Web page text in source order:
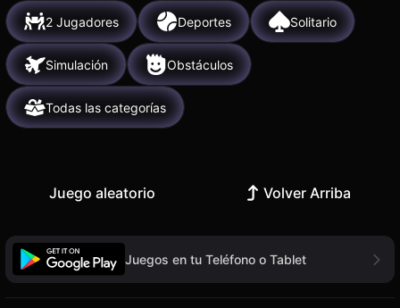
2 Jugadores Deportes Solitario
Simulación Obstáculos
Todas las categorías
Juego aleatorio Volver Arriba
Juegos en tu Teléfono o Tablet